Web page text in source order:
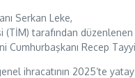
Serkan Leke,
tarafından düzenlenen
Cumhurbaşkanı Recep
ihracatının 2025’te